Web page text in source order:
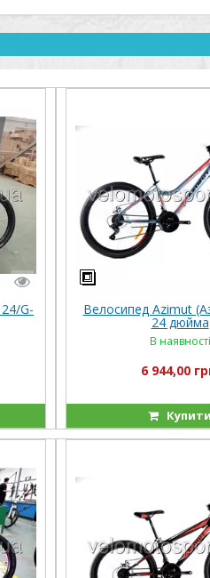
G- Велосипед Azimut
24 дюйма
В наявності
6 944,00
Купити